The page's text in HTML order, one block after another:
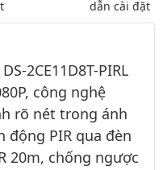
dẫn cài đặt
2CE11D8T-PIRL
công nghệ
rõ nét trong ánh
động PIR qua đèn
20m, chống ngược